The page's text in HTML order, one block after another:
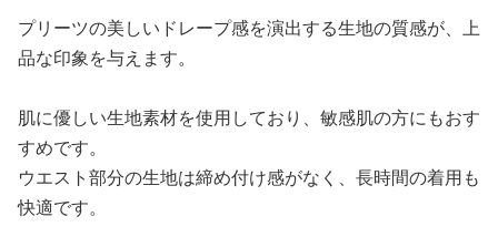
プリーツの美しいドレープ感を演出する生地の質感が、上
品な印象を与えます。
肌に優しい生地素材を使用しており、敏感肌の方にもおす
すめです。
ウエスト部分の生地は締め付け感がなく、長時間の着用も
快適です。